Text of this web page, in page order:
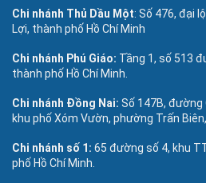
Chi nhánh Thủ Dầu Một: Số 476, đại
Lợi, thành phố Hồ Chí Minh
Chi nhánh Phú Giáo: Tầng 1, số 513
thành phố Hồ Chí Minh.
Chi nhánh Đồng Nai: Số 147B, đường
khu phố Xóm Vườn, phường Trấn
Chi nhánh số 1: 65 đường số 4, khu
phố Hồ Chí Minh.